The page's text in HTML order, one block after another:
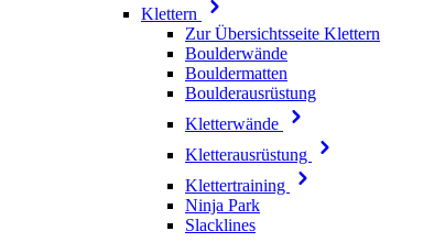
Klettern
Zur Übersichtsseite Klettern
Boulderwände
Bouldermatten
Boulderausrüstung
Kletterwände
Kletterausrüstung
Klettertraining
Ninja Park
Slacklines